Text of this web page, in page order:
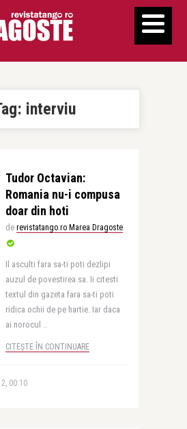
interviu
Tudor Octavian:
Romania nu-i compusa
doar din hoti
de revistatango.ro Marea Dragoste
Il asculti fara sa-ti poti dezlipi
auzul de povestirea sa. Ii citesti
textul din gazeta fara sa-ti poti
ridica ochii de pe hartie. Iar daca
ai norocul ..
CITEȘTE ÎN CONTINUARE
00:10